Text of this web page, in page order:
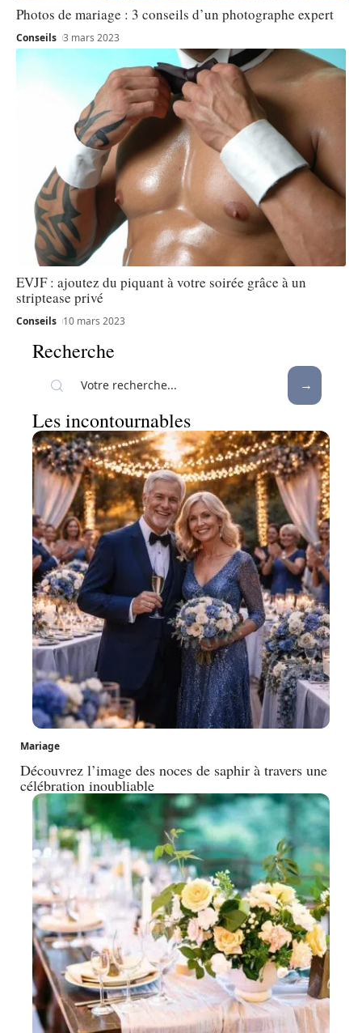
Photos de mariage : 3 conseils d’un photographe expert
Conseils 3 mars 2023
EVJF : ajoutez du piquant à votre soirée grâce à un
striptease privé
Conseils 10 mars 2023
Recherche
Les incontournables
Mariage
Découvrez l’image des noces de saphir à travers une
célébration inoubliable